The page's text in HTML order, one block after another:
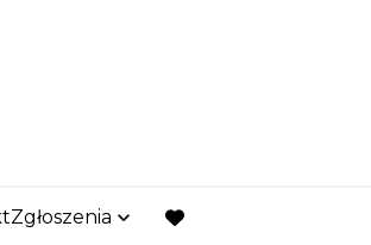
Zgłoszenia
favorite
Widawa Zborów